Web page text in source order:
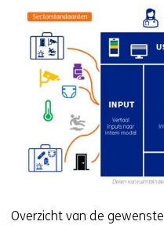
Overzicht van de